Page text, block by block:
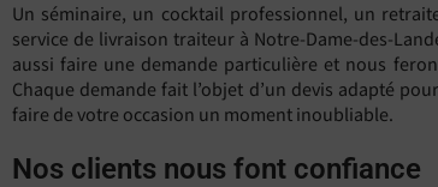
Un séminaire, un cocktail professionnel, un
service de livraison traiteur à Notre-Dame-des-
aussi faire une demande particulière et nous
Chaque demande fait l’objet d’un devis adapté
faire de votre occasion un moment inoubliable.
Nos clients nous font confiance